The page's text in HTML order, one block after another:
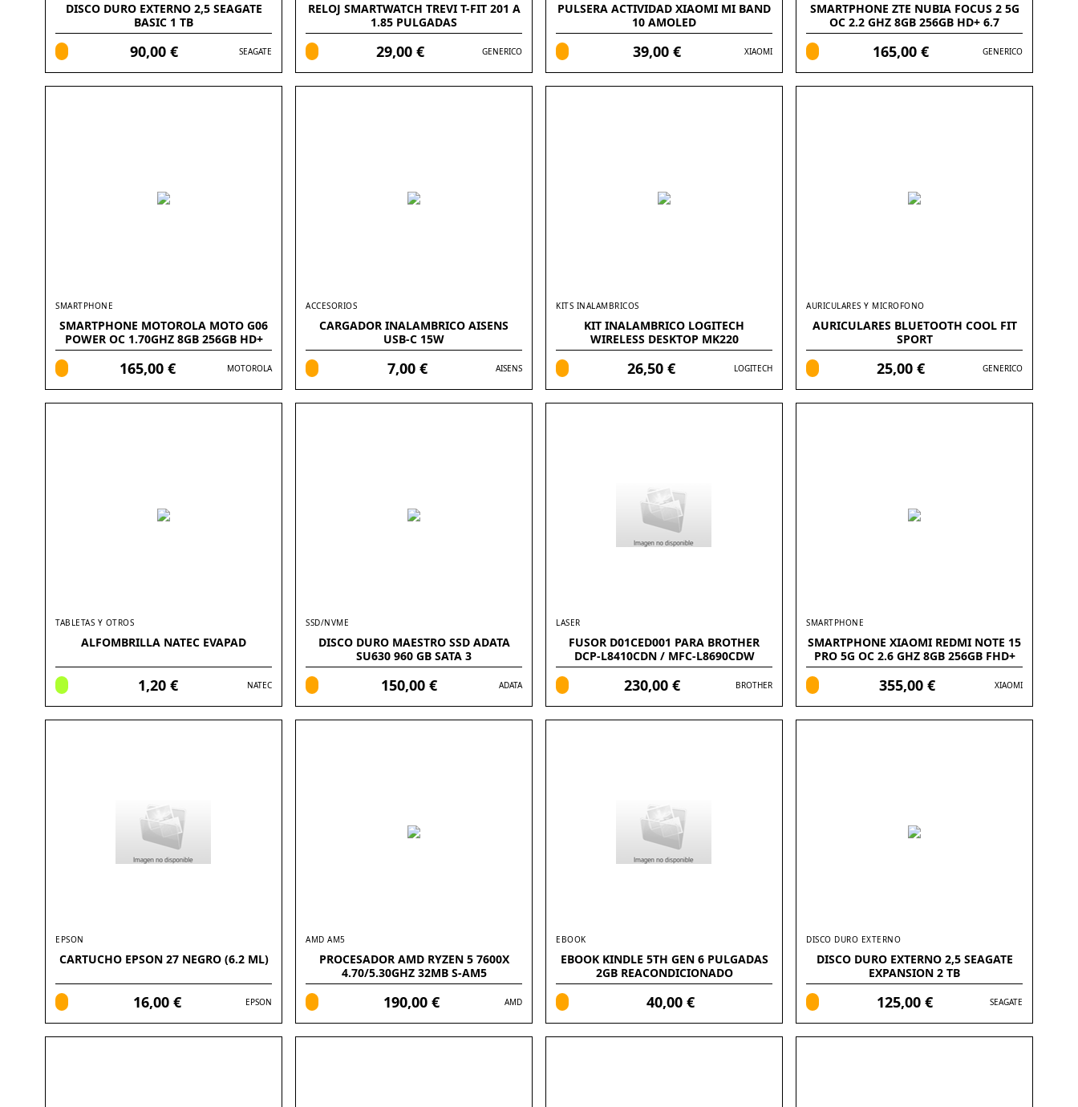
DISCO DURO EXTERNO 2,5 SEAGATE
BASIC 1 TB
90,00 € SEAGATE
RELOJ SMARTWATCH TREVI T-FIT 201 A
1.85 PULGADAS
29,00 € GENERICO
PULSERA ACTIVIDAD XIAOMI MI BAND
10 AMOLED
39,00 € XIAOMI
SMARTPHONE ZTE NUBIA FOCUS 2 5G
OC 2.2 GHZ 8GB 256GB HD+ 6.7
PULGADAS
165,00 € GENERICO
SMARTPHONE
SMARTPHONE MOTOROLA MOTO G06
POWER OC 1.70GHZ 8GB 256GB HD+
6.88
165,00 € MOTOROLA
ACCESORIOS
CARGADOR INALAMBRICO AISENS
USB-C 15W
7,00 € AISENS
KITS INALAMBRICOS
KIT INALAMBRICO LOGITECH
WIRELESS DESKTOP MK220
26,50 € LOGITECH
AURICULARES Y MICROFONO
AURICULARES BLUETOOTH COOL FIT
SPORT
25,00 € GENERICO
TABLETAS Y OTROS
ALFOMBRILLA NATEC EVAPAD
1,20 € NATEC
SSD/NVME
DISCO DURO MAESTRO SSD ADATA
SU630 960 GB SATA 3
150,00 € ADATA
LASER
FUSOR D01CED001 PARA BROTHER
DCP-L8410CDN / MFC-L8690CDW
230,00 € BROTHER
SMARTPHONE
SMARTPHONE XIAOMI REDMI NOTE 15
PRO 5G OC 2.6 GHZ 8GB 256GB FHD+
6.83 PULGADAS
355,00 € XIAOMI
EPSON
CARTUCHO EPSON 27 NEGRO (6.2 ML)
16,00 € EPSON
AMD AM5
PROCESADOR AMD RYZEN 5 7600X
4.70/5.30GHZ 32MB S-AM5
190,00 € AMD
EBOOK
EBOOK KINDLE 5TH GEN 6 PULGADAS
2GB REACONDICIONADO
40,00 €
DISCO DURO EXTERNO
DISCO DURO EXTERNO 2,5 SEAGATE
EXPANSION 2 TB
125,00 € SEAGATE